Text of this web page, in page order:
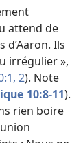
attend de
d’Aaron. Ils
irrégulier »,
2). Note
10:8-11).
rien boire